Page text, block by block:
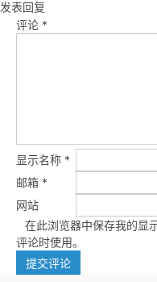
发表回复
评论 *
显示名称 *
邮箱 *
网站
在此浏览器中保存我的显
评论时使用。